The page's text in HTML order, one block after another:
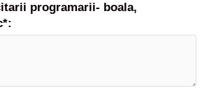
programarii- boala,